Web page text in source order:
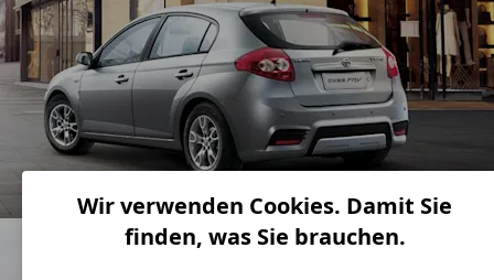
Wir verwenden Cookies. Damit Sie
finden, was Sie brauchen.